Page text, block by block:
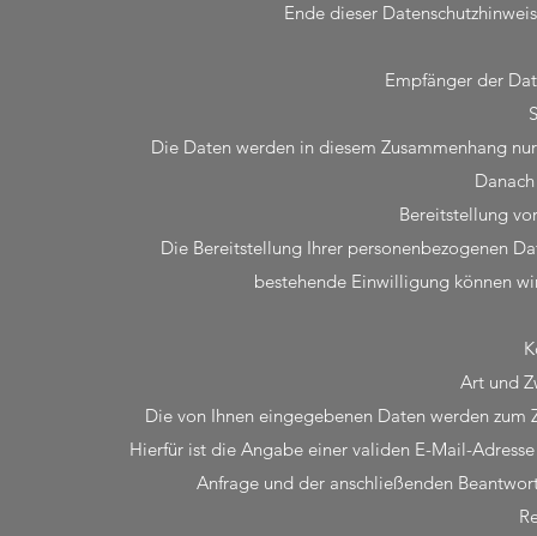
Ende dieser
Empfänger der
Die Daten werden in diesem Zusammenhang
Bereitstellung
Die Bereitstellung Ihrer personenbezogenen
bestehende Einwilligung können
Art und
Die von Ihnen eingegebenen Daten werden
Hierfür ist die Angabe einer validen E-Mail-
Anfrage und der anschließenden